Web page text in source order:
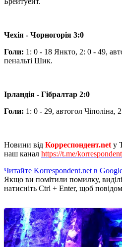
Чехія - Чорногорія 3:0
Голи: 1: 0 - 18 Янкто, 2: 0 - 49,
пенальті Шик.
Ірландія - Гібралтар 2:0
Голи: 1: 0 - 29, автогол Чіполіна,
Новини від Корреспондент.net у
наш канал https://t.me/
Читайте Korrespondent.net в
Якщо ви помітили помилку,
натисніть Ctrl + Enter, щоб